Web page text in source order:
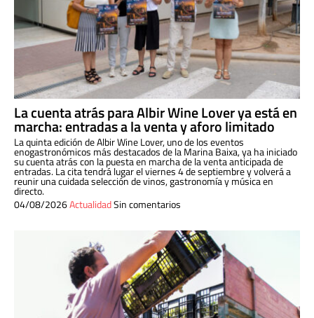
La cuenta atrás para Albir Wine Lover ya está en
marcha: entradas a la venta y aforo limitado
La quinta edición de Albir Wine Lover, uno de los eventos
enogastronómicos más destacados de la Marina Baixa, ya ha iniciado
su cuenta atrás con la puesta en marcha de la venta anticipada de
entradas. La cita tendrá lugar el viernes 4 de septiembre y volverá a
reunir una cuidada selección de vinos, gastronomía y música en
directo.
04/08/2026ActualidadSin comentarios